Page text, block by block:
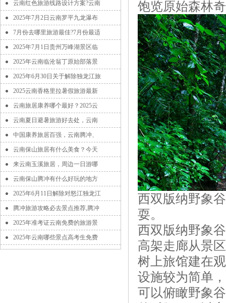
云南红色旅游线路设计方案?云南
2025年7月2日云南罗平九龙瀑布
7月份去哪里旅游最佳?7月份最适
2025年7月1日贵州万峰湖景区临
2025年云南临沧翁丁原始部落景
2025年6月30日关于解除独龙江旅
2025云南香格里拉暑假旅游最新
云南旅居康养哪个最好？2025云
云南夏日避暑旅游好去处，云南
中国康养旅居百强，云南腾冲、
云南保山旅居有什么美食？今天
来云南玉溪旅居，周边一日游哪
云南保山腾冲有什么好玩的地方
2025年6月11日解除对怒江独龙江
腾冲旅游攻略必去景点推荐,腾冲
2025年准考证云南免费的旅游景
2025年云南哪些景点高考生免费
饱览原始森林
西双版纳野象
耍。
西双版纳野象
高架走廊从景
树上旅馆建在
设施较为简单
可以俯瞰野象